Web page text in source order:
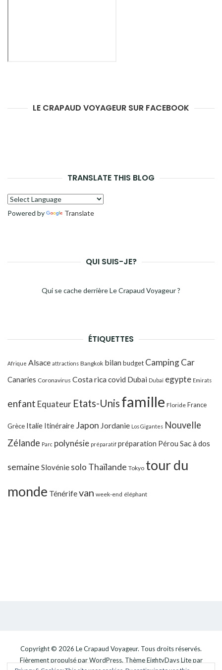
LE CRAPAUD VOYAGEUR SUR FACEBOOK
TRANSLATE THIS BLOG
Powered by Translate
QUI SUIS-JE?
Qui se cache derrière Le Crapaud Voyageur ?
ÉTIQUETTES
Afrique Alsace attractions Bangkok bilanbudget Camping Car
Canaries Coronavirus Costa ricacovid Dubai Dubaï egypte Emirats
enfant Equateur Etats-Unis famille Floride France
Grèce Italie Itinéraire Japon Jordanie Los Gigantes Nouvelle
Zélande Parc polynésie préparatif préparation Pérou Sac à dos
semaine Slovénie solo Thaïlande Tokyo tour du
monde Ténérifevan week-end éléphant
Copyright © 2026 Le Crapaud Voyageur. Tous droits réservés.
Fièrement propulsé parWordPress. ThèmeEightyDays Litepar